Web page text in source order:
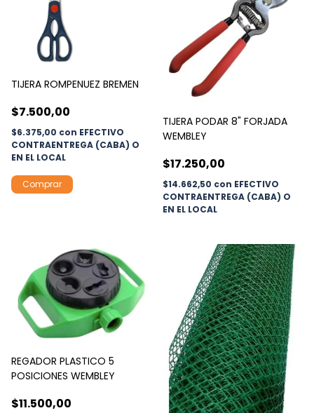
TIJERA ROMPENUEZ BREMEN
$7.500,00
$6.375,00 con EFECTIVO
CONTRAENTREGA (CABA) O
EN EL LOCAL
TIJERA PODAR 8" FORJADA
WEMBLEY
$17.250,00
$14.662,50 con EFECTIVO
CONTRAENTREGA (CABA) O
EN EL LOCAL
REGADOR PLASTICO 5
POSICIONES WEMBLEY
$11.500,00